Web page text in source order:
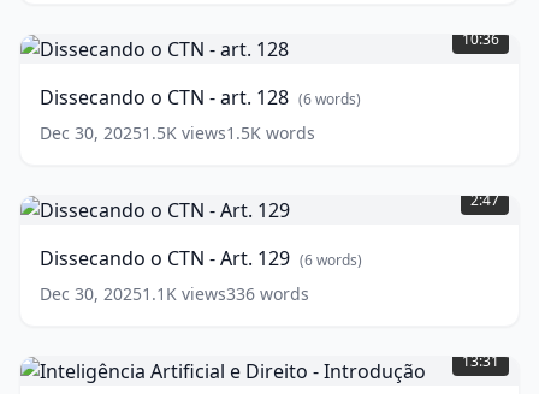
o
CTN
art.
128 (6
10:36
Dissecando o CTN - art. 128 (6words)
Dec 30, 20251.5K views1.5K words
o
CTN
Art.
129 (6
2:47
Dissecando o CTN - Art. 129 (6words)
Dec 30, 20251.1K views336 words
Artificial
e
13:31